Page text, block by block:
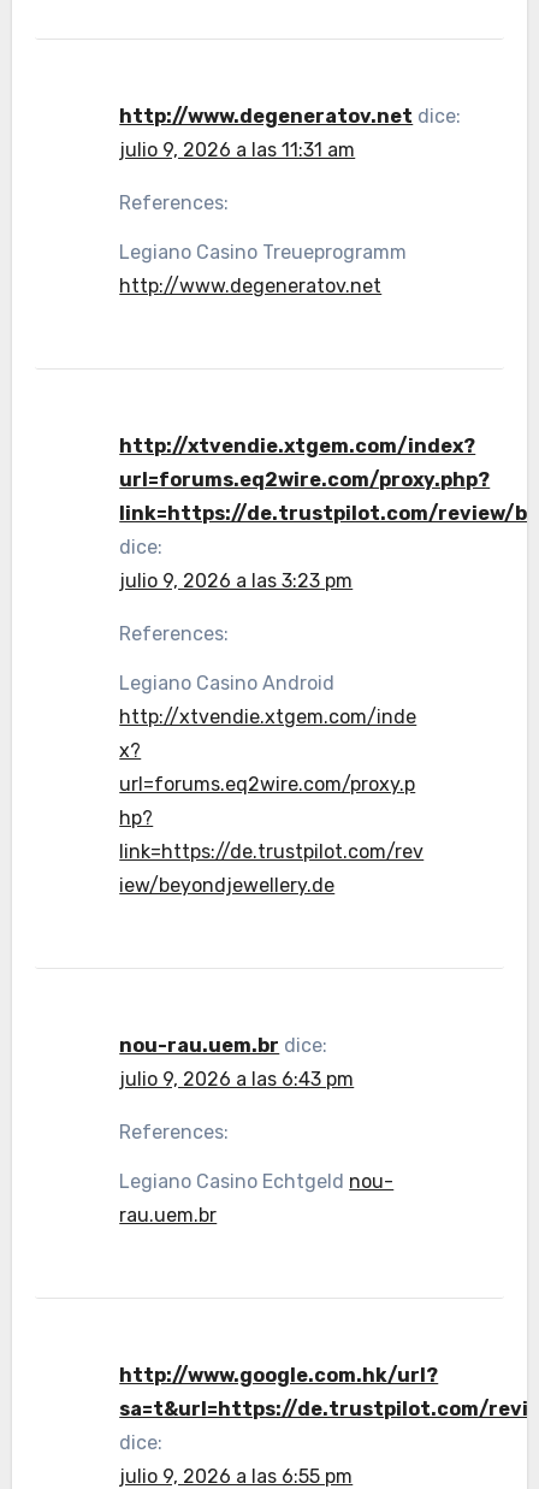
http://www.degeneratov.net dice:
julio 9, 2026 a las 11:31 am
References:
Legiano Casino Treueprogramm
http://www.degeneratov.net
http://xtvendie.xtgem.com/index?
url=forums.eq2wire.com/proxy.php?
link=https://de.trustpilot.com/review/
dice:
julio 9, 2026 a las 3:23 pm
References:
Legiano Casino Android
http://xtvendie.xtgem.com/inde
x?
url=forums.eq2wire.com/proxy.p
hp?
link=https://de.trustpilot.com/rev
iew/beyondjewellery.de
nou-rau.uem.br dice:
julio 9, 2026 a las 6:43 pm
References:
Legiano Casino Echtgeld nou-
rau.uem.br
http://www.google.com.hk/url?
sa=t&url=https://de.trustpilot.com/
dice:
julio 9, 2026 a las 6:55 pm